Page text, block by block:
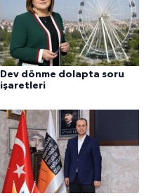
Dev dönme dolapta soru
işaretleri